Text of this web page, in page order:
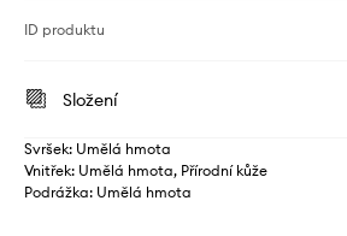
ID produktu
Složení
Svršek: Umělá hmota
Vnitřek: Umělá hmota, Přírodní kůže
Podrážka: Umělá hmota